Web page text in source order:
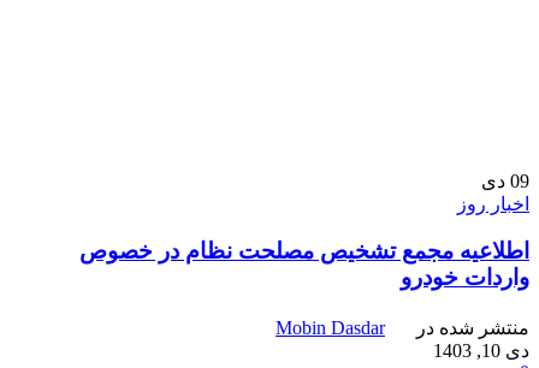
09 دی
اخبار روز
اطلاعیه مجمع تشخیص مصلحت نظام در خصوص
واردات خودرو
منتشر شده در
Mobin Dasdar
دی 10, 1403